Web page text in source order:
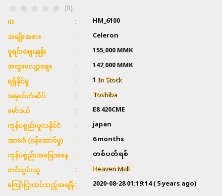
(0)
ID HM_6100
အမျိုးအစား Celeron
မူရင်းဈေးနှုန်း 155,000 MMK
အထူးလျော့ဈေး 147,000 MMK
ရရှိနိုင်မှု 1In Stock
အမှတ်တံဆိပ် Toshiba
မော်ဒယ် E8 420CME
ကုန်ပစ္စည်းမူလနိုင်ငံ japan
အာမခံ (ဝန်ဆောင်မှု) 6 months
ကုန်ပစ္စည်းအခြေအနေ တစ်ပတ်ရစ်
တင်သွင်းသူ Heaven Mall
ကြော်ငြာတင်သည့်အချိန် 2020-08-28 01:19:14( 5 years ago)